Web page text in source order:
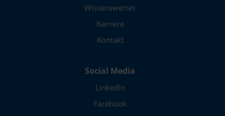
Wissenswertes
Karriere
Kontakt
Social Media
LinkedIn
Facebook